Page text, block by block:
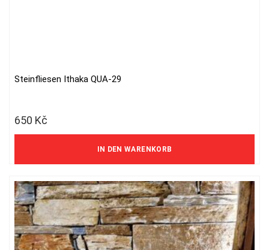
Steinfliesen Ithaka QUA-29
650 Kč
537 Kč ohne MwSt.
IN DEN WARENKORB